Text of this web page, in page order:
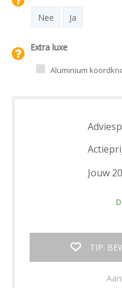
Nee Ja
Extra luxe
Aluminium
Jouw
TIP: